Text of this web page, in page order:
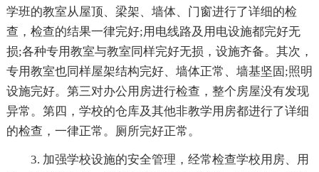
学班的教室从屋顶、梁架、墙体、门窗进行了详细的检
查，检查的结果一律完好;用电线路及用电设施都完好无
损;各种专用教室与教室同样完好无损，设施齐备。其次，
专用教室也同样屋架结构完好、墙体正常、墙基坚固;照明
设施完好。第三对办公用房进行检查，整个房屋没有发现
异常。第四，学校的仓库及其他非教学用房都进行了详细
的检查，一律正常。厕所完好正常。
3. 加强学校设施的安全管理，经常检查学校用房、用